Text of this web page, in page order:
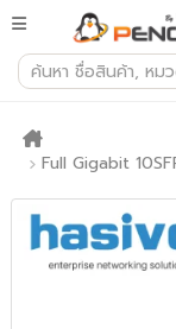
Full Gigabit